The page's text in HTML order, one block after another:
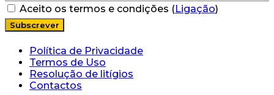
Aceito os termos e condições (Ligação)
Política de Privacidade
Termos de Uso
Resolução de litígios
Contactos